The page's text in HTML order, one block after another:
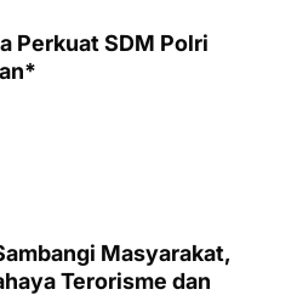
Perkuat SDM Polri
Masyarakat,
Terorisme dan